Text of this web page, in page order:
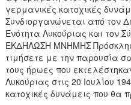
γερμανικές κατοχικές
Συνδιοργανώνεται από τον
Ενότητα Λυκούριας και τον
ΕΚΔΗΛΩΣΗ ΜΝΗΜΗΣ
τιμήσετε με την παρουσία
τους ήρωες που
Λυκούριας στις 20 Ιουλίου
κατοχικές δυνάμεις που θα